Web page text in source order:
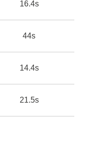
16.4s
44s
14.4s
21.5s